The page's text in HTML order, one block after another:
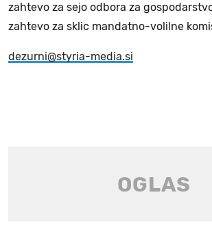
zahtevo za sejo odbora za
zahtevo za sklic mandatno-volilne
dezurni@styria-media.si